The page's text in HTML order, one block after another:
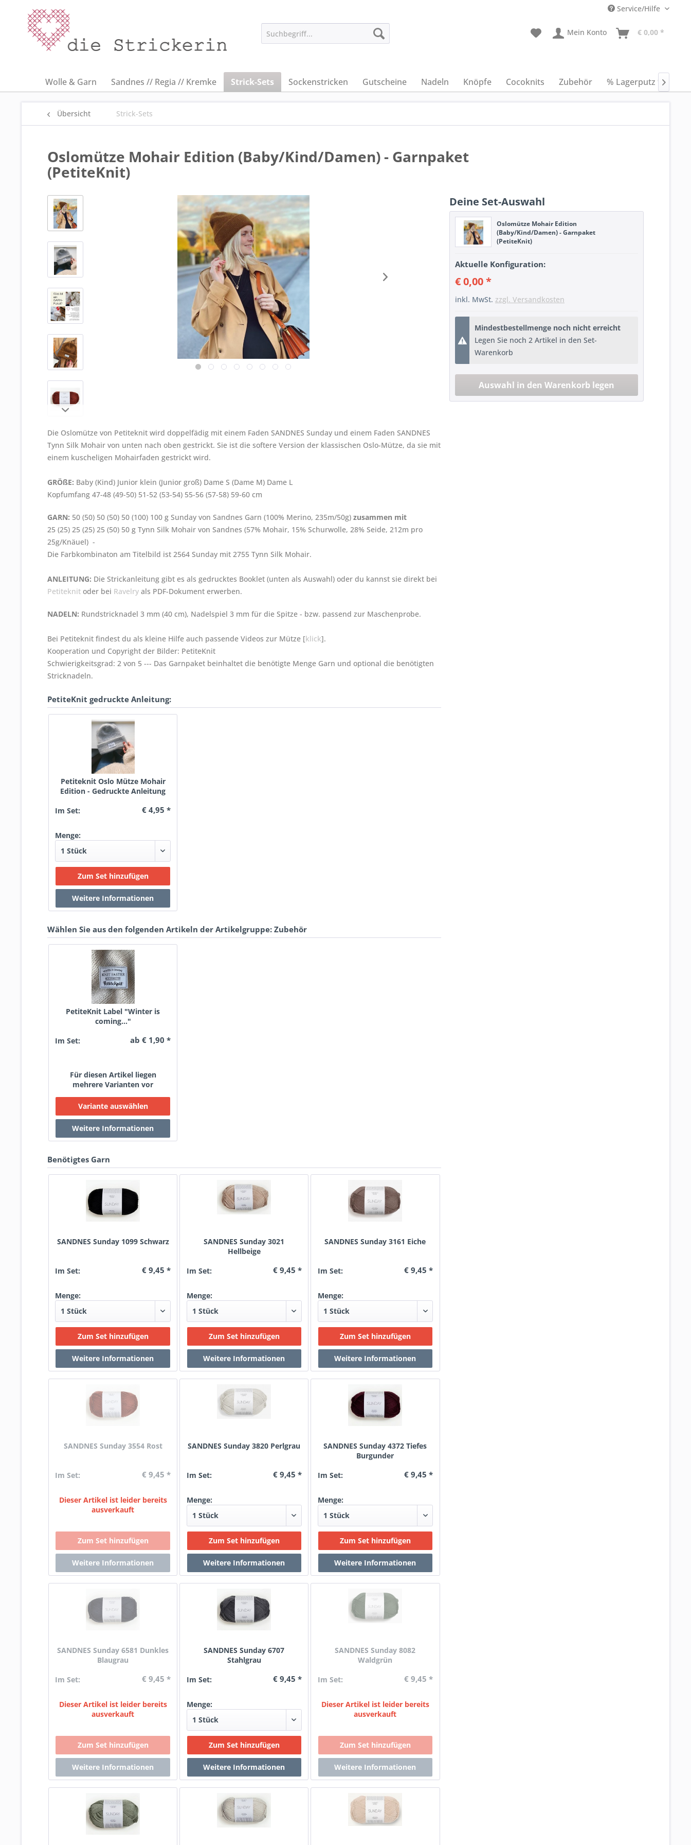
Service/Hilfe
Mein Konto € 0,00 *
Wolle & Garn Sandnes // Regia // Kremke Strick-Sets Sockenstricken Gutscheine Nadeln Knöpfe Cocoknits Zubehör % Lagerputz %
Übersicht Strick-Sets
Oslomütze Mohair Edition (Baby/Kind/Damen) - Garnpaket
(PetiteKnit)
Deine Set-Auswahl
Oslomütze Mohair Edition
(Baby/Kind/Damen) - Garnpaket
(PetiteKnit)
Aktuelle Konfiguration:
€ 0,00 *
inkl. MwSt. zzgl. Versandkosten
Mindestbestellmenge noch nicht erreicht
Legen Sie noch 2 Artikel in den Set-
Warenkorb
Die Oslomütze von Petiteknit wird doppelfädig mit einem Faden SANDNES Sunday und einem Faden SANDNES
Tynn Silk Mohair von unten nach oben gestrickt. Sie ist die softere Version der klassischen Oslo-Mütze, da sie mit
einem kuscheligen Mohairfaden gestrickt wird.
GRÖßE: Baby (Kind) Junior klein (Junior groß) Dame S (Dame M) Dame L
Kopfumfang 47-48 (49-50) 51-52 (53-54) 55-56 (57-58) 59-60 cm
GARN: 50 (50) 50 (50) 50 (100) 100 g Sunday von Sandnes Garn (100% Merino, 235m/50g) zusammen mit
25 (25) 25 (25) 25 (50) 50 g Tynn Silk Mohair von Sandnes (57% Mohair, 15% Schurwolle, 28% Seide, 212m pro
25g/Knäuel) -
Die Farbkombinaton am Titelbild ist 2564 Sunday mit 2755 Tynn Silk Mohair.
ANLEITUNG: Die Strickanleitung gibt es als gedrucktes Booklet (unten als Auswahl) oder du kannst sie direkt bei
Petiteknit oder bei Ravelry als PDF-Dokument erwerben.
NADELN: Rundstricknadel 3 mm (40 cm), Nadelspiel 3 mm für die Spitze - bzw. passend zur Maschenprobe.
Bei Petiteknit findest du als kleine Hilfe auch passende Videos zur Mütze [klick].
Kooperation und Copyright der Bilder: PetiteKnit
Schwierigkeitsgrad: 2 von 5 --- Das Garnpaket beinhaltet die benötigte Menge Garn und optional die benötigten
Stricknadeln.
PetiteKnit gedruckte Anleitung:
Petiteknit Oslo Mütze Mohair
Edition - Gedruckte Anleitung
Im Set:
€ 4,95 *
Menge:
Wählen Sie aus den folgenden Artikeln der Artikelgruppe: Zubehör
PetiteKnit Label "Winter is
coming..."
Im Set:
ab € 1,90 *
Für diesen Artikel liegen
mehrere Varianten vor
Benötigtes Garn
SANDNES Sunday 1099 Schwarz
Im Set: € 9,45 *
Menge:
SANDNES Sunday 3021
Hellbeige
Im Set:
€ 9,45 *
Menge:
SANDNES Sunday 3161 Eiche
Im Set: € 9,45 *
Menge:
SANDNES Sunday 3554 Rost
Im Set: € 9,45 *
Dieser Artikel ist leider bereits
ausverkauft
SANDNES Sunday 3820 Perlgrau
Im Set: € 9,45 *
Menge:
SANDNES Sunday 4372 Tiefes
Burgunder
Im Set:
€ 9,45 *
Menge:
SANDNES Sunday 6581 Dunkles
Blaugrau
Im Set:
€ 9,45 *
Dieser Artikel ist leider bereits
ausverkauft
SANDNES Sunday 6707
Stahlgrau
Im Set:
€ 9,45 *
Menge:
SANDNES Sunday 8082
Waldgrün
Im Set:
€ 9,45 *
Dieser Artikel ist leider bereits
ausverkauft